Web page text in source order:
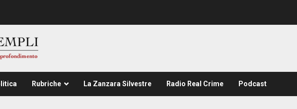
Rubriche La Zanzara Silvestre Radio Real Crime Podcast